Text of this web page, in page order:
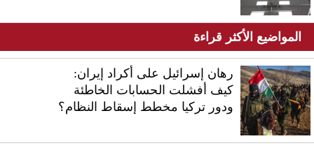
المواضيع الأكثر قراءة
رهان إسرائيل على أكراد إيران:
كيف أفشلت الحسابات الخاطئة
ودور تركيا مخطط إسقاط النظام؟